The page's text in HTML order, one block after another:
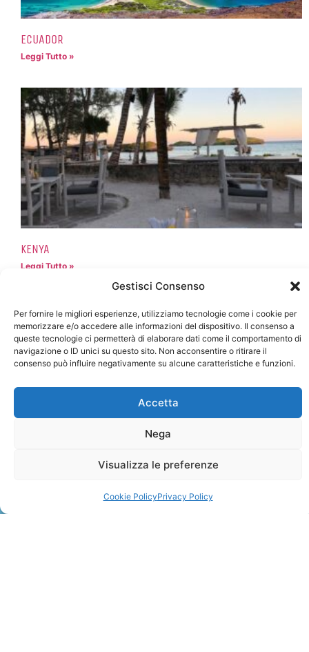
Gestisci Consenso
Per fornire le migliori esperienze, utilizziamo tecnologie come i cookie per
memorizzare e/o accedere alle informazioni del dispositivo. Il consenso a
queste tecnologie ci permetterà di elaborare dati come il comportamento di
navigazione o ID unici su questo sito. Non acconsentire o ritirare il
consenso può influire negativamente su alcune caratteristiche e funzioni.
Accetta
Nega
Visualizza le preferenze
Cookie PolicyPrivacy Policy
ECUADOR
Leggi Tutto »
KENYA
Leggi Tutto »